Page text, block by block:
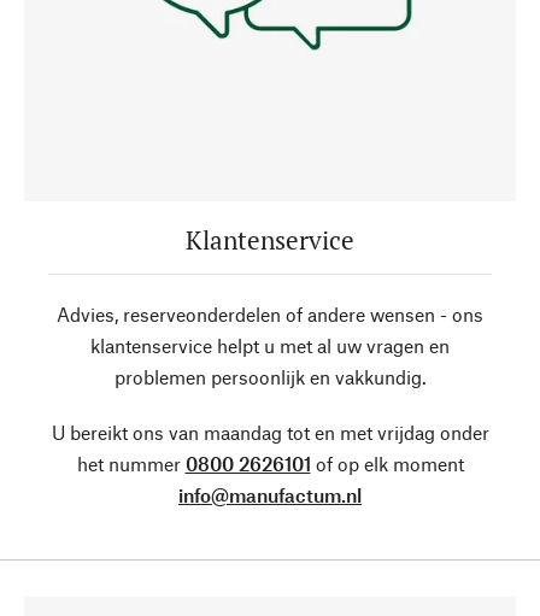
Klantenservice
Advies, reserveonderdelen of andere wensen - ons
klantenservice helpt u met al uw vragen en
problemen persoonlijk en vakkundig.
U bereikt ons van maandag tot en met vrijdag onder
het nummer 0800 2626101 of op elk moment
info@manufactum.nl